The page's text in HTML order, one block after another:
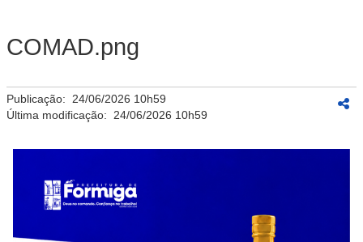
COMAD.png
Publicação: 24/06/2026 10h59
Última modificação: 24/06/2026 10h59